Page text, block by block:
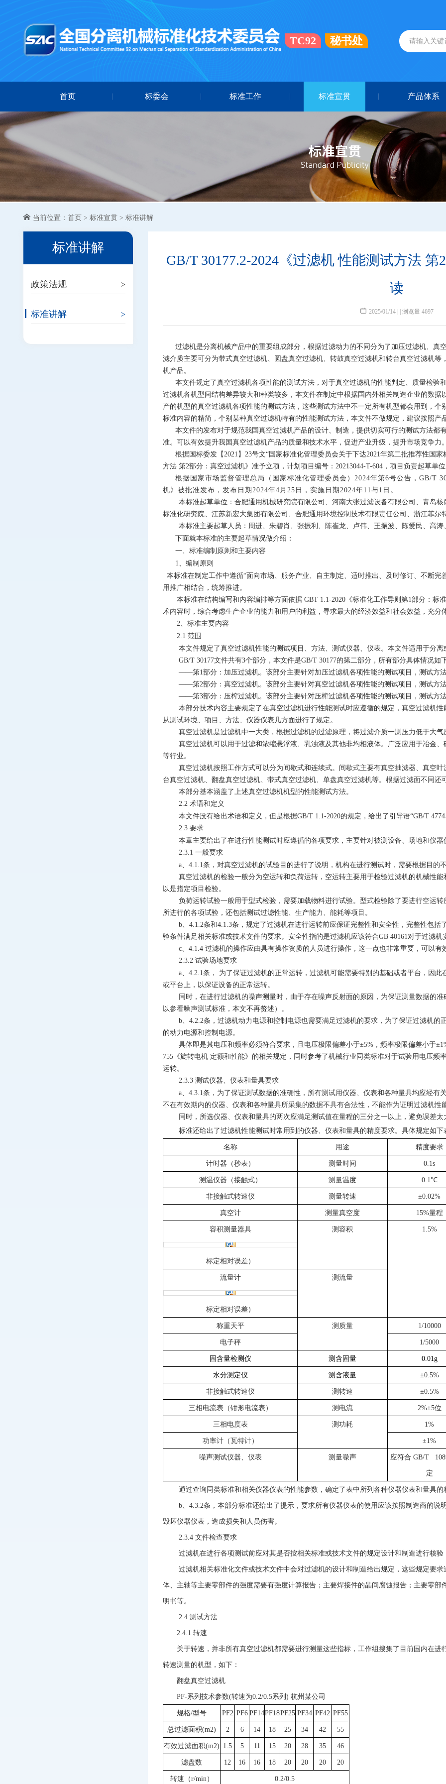
TC92 秘书处
首页 标委会 标准工作 标准宣贯 产品体系
当前位置： 首页 > 标准宣贯 > 标准讲解
标准讲解
政策法规 >
标准讲解 >
GB/T 30177.2-2024《过滤机 性能测试方法
读
2025/01/14 | | 浏览量 4697
过滤机是分离机械产品中的重要组成部分，根据过滤动力的不同分为了加压过滤机、真
滤介质主要可分为带式真空过滤机、圆盘真空过滤机、转鼓真空过滤机和转台真空过滤机
机产品。
本文件规定了真空过滤机各项性能的测试方法，对于真空过滤机的性能判定、质量检验
过滤机各机型间结构差异较大和种类较多，本文件在制定中根据国内外相关制造企业的数据
产的机型的真空过滤机各项性能的测试方法，这些测试方法中不一定所有机型都会用到，
标准内容的精简，个别某种真空过滤机特有的性能测试方法，本文件不做规定，建议按照产
本文件的发布对于规范我国真空过滤机产品的设计、制造，提供切实可行的测试方法都
准。可以有效提升我国真空过滤机产品的质量和技术水平，促进产业升级，提升市场竞争力。
根据国标委发【2021】23号文“国家标准化管理委员会关于下达2021年第二批推荐性国
方法 第2部分：真空过滤机》准予立项，计划项目编号：20213044-T-604，项目负责起草单
根据国家市场监督管理总局（国家标准化管理委员会）2024年第6号公告，GB/T
机》被批准发布，发布日期2024年4月25日，实施日期2024年11与1日。
本标准起草单位：合肥通用机械研究院有限公司、河南大张过滤设备有限公司、青岛
标准化研究院、江苏新宏大集团有限公司、合肥通用环境控制技术有限责任公司、浙江菲尔
本标准主要起草人员：周进、朱碧肖、张振利、陈崔龙、卢伟、王振波、陈爱民、高涛
下面就本标准的主要起草情况做介绍：
一、标准编制原则和主要内容
1
、编制原则
本标准在制定工作中遵循“面向市场、服务产业、自主制定、适时推出、及时修订、不断
用推广相结合，统筹推进。
本标准在结构编写和内容编排等方面依据 GBT 1.1-2020《标准化工作导则第1部分：
术内容时，综合考虑生产企业的能力和用户的利益，寻求最大的经济效益和社会效益，充分
2 、标准主要内容
2.1 范围
本文件规定了真空过滤机性能的测试项目、方法、测试仪器、仪表。本文件适用于分
GB/T 30177文件共有3个部分，本文件是GB/T 30177的第二部分，所有部分具体情况如
——第1部分：加压过滤机。该部分主要针对加压过滤机各项性能的测试项目，测试方
——第2部分：真空过滤机。该部分主要针对真空过滤机各项性能的测试项目，测试方
——第3部分：压榨过滤机。该部分主要针对压榨过滤机各项性能的测试项目，测试方
本部分技术内容主要规定了在真空过滤机进行性能测试时应遵循的规定，真空过滤机
从测试环境、项目、方法、仪器仪表几方面进行了规定。
真空过滤机是过滤机中一大类，根据过滤机的过滤原理，将过滤介质一测压力低于大
真空过滤机可以用于过滤和浓缩悬浮液、乳浊液及其他非均相液体。广泛应用于冶金
等行业。
真空过滤机按照工作方式可以分为间歇式和连续式。间歇式主要有真空抽滤器、真空
台真空过滤机、翻盘真空过滤机、带式真空过滤机、单盘真空过滤机等。根据过滤面不同还
本部分基本涵盖了上述真空过滤机机型的性能测试方法。
2.2 术语和定义
本文件没有给出术语和定义，但是根据GB/T 1.1-2020的规定，给出了引导语“GB/T
2.3 要求
本章主要给出了在进行性能测试时应遵循的各项要求，主要针对被测设备、场地和仪器
2.3.1 一般要求
a、4.1.1条，对真空过滤机的试验目的进行了说明，机构在进行测试时，需要根据目的
真空过滤机的检验一般分为空运转和负荷运转，空运转主要用于检验过滤机的机械性
以是指定项目检验。
负荷运转试验一般用于型式检验，需要加载物料进行试验。型式检验除了要进行空运
所进行的各项试验，还包括测试过滤性能、生产能力、能耗等项目。
b、4.1.2条和4.1.3条，规定了过滤机在进行运转前应保证完整性和安全性，完整性包
验条件满足相关标准或技术文件的要求。安全性指的是过滤机应该符合GB 40161对于过滤
c、4.1.4 过滤机的操作应由具有操作资质的人员进行操作，这一点也非常重要，可以有
2.3.2 试验场地要求
a、4.2.1条， 为了保证过滤机的正常运转，过滤机可能需要特别的基础或者平台，因
或平台上，以保证设备的正常运转。
同时，在进行过滤机的噪声测量时，由于存在噪声反射面的原因，为保证测量数据的
以参看噪声测试标准，本文不再赘述）。
b、4.2.2条，过滤机动力电源和控制电源也需要满足过滤机的要求，为了保证过滤机
的动力电源和控制电源。
具体即是其电压和频率必须符合要求，且电压极限偏差小于±5%，频率极限偏差小于
755《旋转电机 定额和性能》的相关规定，同时参考了机械行业同类标准对于试验用电压频
运转。
2.3.3 测试仪器、仪表和量具要求
a、4.3.1条，为了保证测试数据的准确性，所有测试用仪器、仪表和各种量具均应经
不在有效期内的仪器、仪表和各种量具所采集的数据不具有合法性，不能作为证明过滤机性
同时，所选仪器、仪表和量具的两次应满足测试值在量程的三分之一以上，避免误差太
标准还给出了过滤机性能测试时常用到的仪器、仪表和量具的精度要求。具体规定如下
名称 用途 精度要求
计时器（秒表） 测量时间 0.1s
测温仪器（接触式） 测量温度 0.1℃
非接触式转速仪 测量转速 ±0.02%
真空计 测量真空度 15%量程
容积测量器具
标定相对误差）
测容积 1.5%
流量计
标定相对误差）
测流量
称重天平 测质量 1/10000
电子秤 1/5000
固含量检测仪 测含固量 0.01g
水分测定仪 测含液量 ±0.5%
非接触式转速仪 测转速 ±0.5%
三相电流表（钳形电流表） 测电流 2%±5位
三相电度表 测功耗 1%
功率计（瓦特计） ±1%
噪声测试仪器、仪表 测量噪声 应符合 GB/T
定
通过查询同类标准和相关仪器仪表的性能参数，确定了表中所列各种仪器仪表和量具的
b、4.3.2条，本部分标准还给出了提示，要求所有仪器仪表的使用应该按照制造商的
毁坏仪器仪表，造成损失和人员伤害。
2.3.4 文件检查要求
过滤机在进行各项测试前应对其是否按相关标准或技术文件的规定设计和制造进行核验
过滤机相关标准化文件或技术文件中会对过滤机的设计和制造给出规定，这些规定要
体、主轴等主要零部件的强度需要有强度计算报告；主要焊接件的晶间腐蚀报告；主要零
明书等。
2.4 测试方法
2.4.1 转速
关于转速，并非所有真空过滤机都需要进行测量这些指标，工作组搜集了目前国内在
转速测量的机型，如下：
翻盘真空过滤机
PF-系列技术参数(转速为0.2/0.5系列) 杭州某公司
规格/型号 PF2 PF6 PF14PF18PF25 PF34 PF42 PF55
总过滤面积(m2) 2 6 14 18 25 34 42 55
有效过滤面积(m2) 1.5 5 11 15 20 28 35 46
滤盘数 12 16 16 18 20 20 20 20
转速（r/min） 0.2/0.5